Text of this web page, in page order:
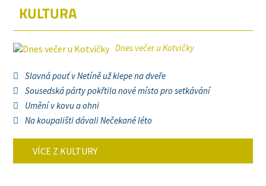
KULTURA
Dnes večer u Kotvičky
Slavná pouť v Netíně už klepe na dveře
Sousedská párty pokřtila nové místo pro setkávání
Umění v kovu a ohni
Na koupališti dávali Nečekané léto
VÍCE Z KULTURY